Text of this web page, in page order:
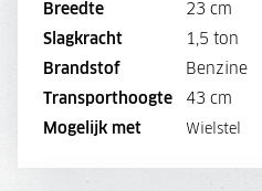
Breedte
23 cm
Slagkracht
1,5 ton
Brandstof
Benzine
Transporthoogte
43 cm
Mogelijk met
Wielstel